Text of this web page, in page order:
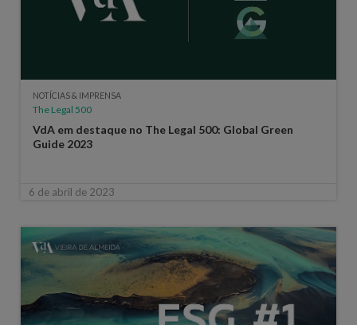
NOTÍCIAS & IMPRENSA
The Legal 500
VdA em destaque no The Legal 500: Global Green
Guide 2023
6 de abril de 2023